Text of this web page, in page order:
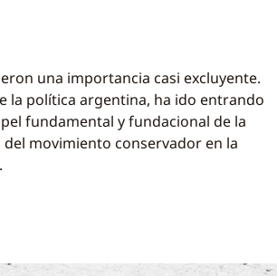
una importancia casi excluyente.
la política argentina, ha ido entrando
fundamental y fundacional de la
movimiento conservador en la